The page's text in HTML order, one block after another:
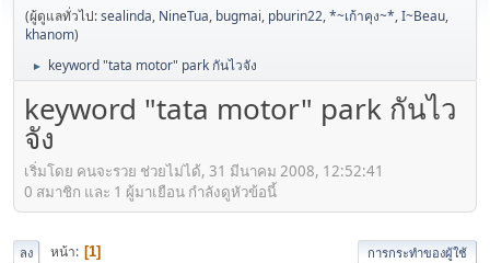
(ผู้ดูแลทั่วไป:sealinda, NineTua, bugmai, pburin22,*~เก้าคุง~*,I~Beau,
khanom)
► keyword "tata motor" park กันไวจัง
keyword "tata motor" park กันไว
จัง
เริ่มโดย คนจะรวย ช่วยไม่ได้, 31 มีนาคม 2008, 12:52:41
0 สมาชิก และ 1 ผู้มาเยือน กำลังดูหัวข้อนี้
ลง หน้า 1 การกระทำของผู้ใช้